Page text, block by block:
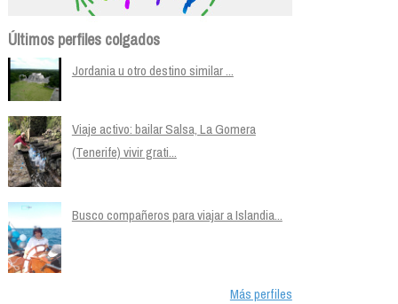
Últimos perfiles colgados
Jordania u otro destino similar ...
Viaje activo: bailar Salsa, La Gomera
(Tenerife) vivir grati...
Busco compañeros para viajar a Islandia...
Más perfiles